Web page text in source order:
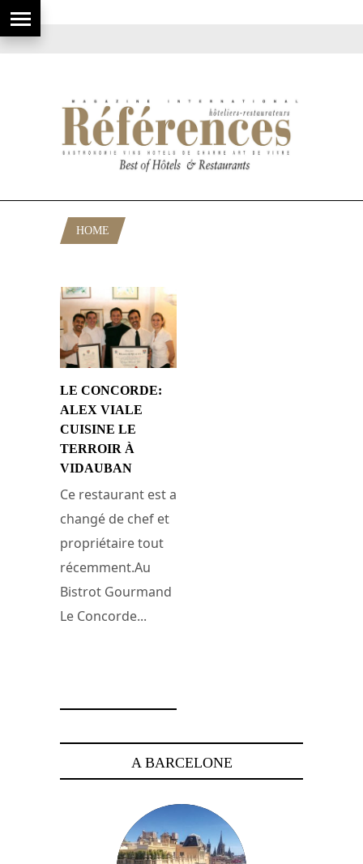
HOME
LE CONCORDE:
ALEX VIALE
CUISINE LE
TERROIR À
VIDAUBAN
Ce restaurant est a
changé de chef et
propriétaire tout
récemment.Au
Bistrot Gourmand
Le Concorde...
A BARCELONE